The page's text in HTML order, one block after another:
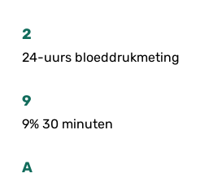
2
24-uurs bloeddrukmeting
9
9% 30 minuten
A